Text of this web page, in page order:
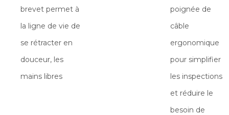
brevet permet à
la ligne de vie de
se rétracter en
douceur, les
mains libres
poignée de
câble
ergonomique
pour simplifier
les inspections
et réduire le
besoin de